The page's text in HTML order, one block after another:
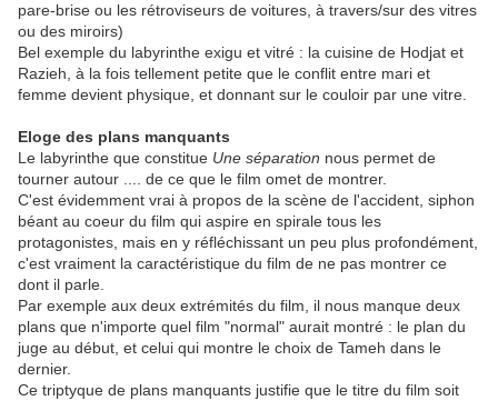
pare-brise ou les rétroviseurs de voitures, à travers/sur des vitres
ou des miroirs)
Bel exemple du labyrinthe exigu et vitré : la cuisine de Hodjat et
Razieh, à la fois tellement petite que le conflit entre mari et
femme devient physique, et donnant sur le couloir par une vitre.
Eloge des plans manquants
Le labyrinthe que constitue Une séparation nous permet de
tourner autour .... de ce que le film omet de montrer.
C'est évidemment vrai à propos de la scène de l'accident, siphon
béant au coeur du film qui aspire en spirale tous les
protagonistes, mais en y réfléchissant un peu plus profondément,
c'est vraiment la caractéristique du film de ne pas montrer ce
dont il parle.
Par exemple aux deux extrémités du film, il nous manque deux
plans que n'importe quel film "normal" aurait montré : le plan du
juge au début, et celui qui montre le choix de Tameh dans le
dernier.
Ce triptyque de plans manquants justifie que le titre du film soit